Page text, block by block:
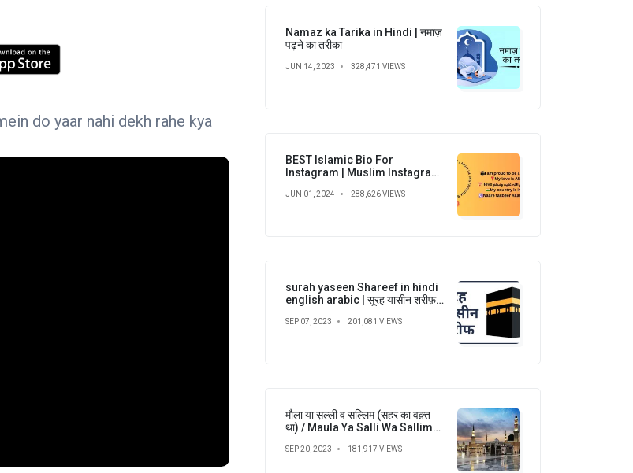
do yaar nahi dekh rahe kya
Namaz ka Tarika in Hindi | नमाज़
पढ़ने का तरीका
JUN 14, 2023 328,471 VIEWS
BEST Islamic Bio For
Instagram | Muslim Instagram
JUN 01, 2024 288,626 VIEWS
surah yaseen Shareef in hindi
english arabic | सूरह यासीन शरीफ़
SEP 07, 2023 201,081 VIEWS
मौला या स़ल्ली व सल्लिम (सहर का वक़्त
था) / Maula Ya Salli Wa Sallim
SEP 20, 2023 181,917 VIEWS